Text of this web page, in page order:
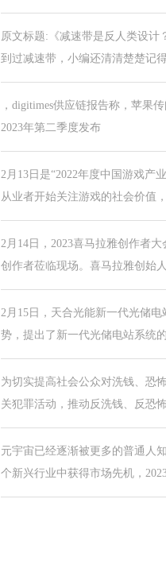
原文标题:《减速带是反人类设计
到过减速带，小编还清清楚楚记
，digitimes供应链报告称，苹果
2023年第二季度发布
2月13日是“2022年度中国游戏产
从业者开始关注游戏的社会价值
2月14日，2023喜马拉雅创作者
创作者莅临现场。喜马拉雅创始
2月15日，天合光能新一代光储
势，提出了新一代光储电站系统
为切实提高社会公众对洗钱、恐
关犯罪活动，推动反洗钱、反恐
元宇宙已经逐渐被更多的普通人
个新兴行业中获得市场先机，